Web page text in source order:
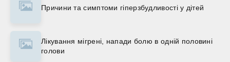
Причини та симптоми гіперзбудливості у дітей
Лікування мігрені, напади болю в одній половині
голови